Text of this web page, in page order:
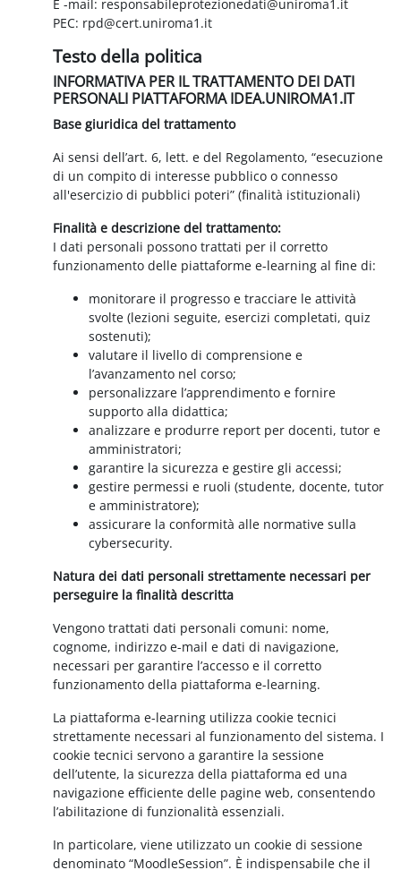
E -mail: responsabileprotezionedati@uniroma1.it
PEC: rpd@cert.uniroma1.it
Testo della politica
INFORMATIVA PER IL TRATTAMENTO DEI DATI
PERSONALI PIATTAFORMA IDEA.UNIROMA1.IT
Base giuridica del trattamento
Ai sensi dell’art. 6, lett. e del Regolamento, “esecuzione
di un compito di interesse pubblico o connesso
all'esercizio di pubblici poteri” (finalità istituzionali)
Finalità e descrizione del trattamento:
I dati personali possono trattati per il corretto
funzionamento delle piattaforme e-learning al fine di:
monitorare il progresso e tracciare le attività
svolte (lezioni seguite, esercizi completati, quiz
sostenuti);
valutare il livello di comprensione e
l’avanzamento nel corso;
personalizzare l’apprendimento e fornire
supporto alla didattica;
analizzare e produrre report per docenti, tutor e
amministratori;
garantire la sicurezza e gestire gli accessi;
gestire permessi e ruoli (studente, docente, tutor
e amministratore);
assicurare la conformità alle normative sulla
cybersecurity.
Natura dei dati personali strettamente necessari per
perseguire la finalità descritta
Vengono trattati dati personali comuni: nome,
cognome, indirizzo e-mail e dati di navigazione,
necessari per garantire l’accesso e il corretto
funzionamento della piattaforma e-learning.
La piattaforma e-learning utilizza cookie tecnici
strettamente necessari al funzionamento del sistema. I
cookie tecnici servono a garantire la sessione
dell’utente, la sicurezza della piattaforma ed una
navigazione efficiente delle pagine web, consentendo
l’abilitazione di funzionalità essenziali.
In particolare, viene utilizzato un cookie di sessione
denominato “MoodleSession”. È indispensabile che il